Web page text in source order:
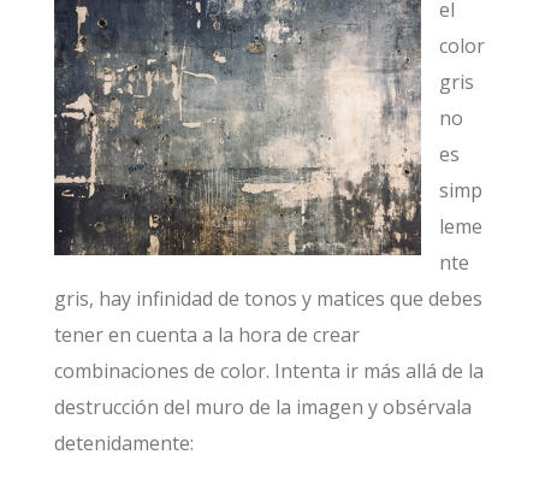
el
color
gris
no
es
simp
leme
nte
gris, hay infinidad de tonos y matices que debes
tener en cuenta a la hora de crear
combinaciones de color. Intenta ir más allá de la
destrucción del muro de la imagen y obsérvala
detenidamente: